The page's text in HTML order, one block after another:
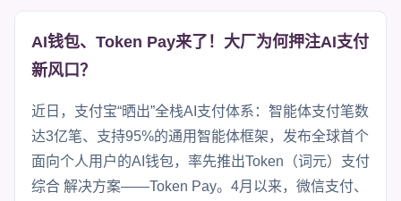
AI钱包、Token Pay来了！大厂为何押注AI支付
新风口？
近日，支付宝“晒出”全栈AI支付体系：智能体支付笔数
达3亿笔、支持95%的通用智能体框架，发布全球首个
面向个人用户的AI钱包，率先推出Token（词元）支付
综合 解决方案——Token Pay。4月以来，微信支付、